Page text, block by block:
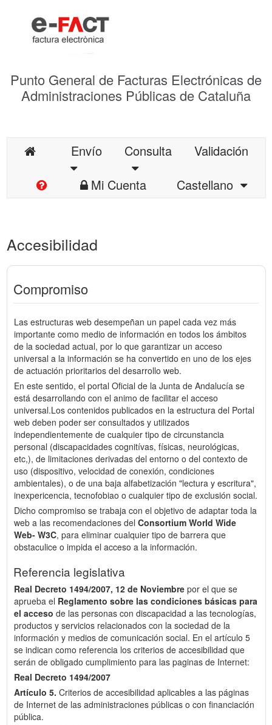
Punto General de Facturas Electrónicas de
Administraciones Públicas de Cataluña
Envío Consulta
Validación
Mi Cuenta
Castellano
Accesibilidad
Compromiso
Las estructuras web desempeñan un papel cada vez más
importante como medio de información en todos los ámbitos
de la sociedad actual, por lo que garantizar un acceso
universal a la información se ha convertido en uno de los ejes
de actuación prioritarios del desarrollo web.
En este sentido, el portal Oficial de la Junta de Andalucía se
está desarrollando con el animo de facilitar el acceso
universal.Los contenidos publicados en la estructura del Portal
web deben poder ser consultados y utilizados
independientemente de cualquier tipo de circunstancia
personal (discapacidades cognitívas, físicas, neurológicas,
etc,), de limitaciones derivadas del entorno o del contexto de
uso (dispositivo, velocidad de conexión, condiciones
ambientales), o de una baja alfabetización "lectura y escritura",
inexpericencia, tecnofobiao o cualquier tipo de exclusión social.
Dicho compromiso se trabaja con el objetivo de adaptar toda la
web a las recomendaciones del Consortium World Wide
Web- W3C, para eliminar cualquier tipo de barrera que
obstaculice o impida el acceso a la información.
Referencia legislativa
Real Decreto 1494/2007, 12 de Noviembre por el que se
aprueba el Reglamento sobre las condiciones básicas para
el acceso de las personas con discapacidad a las tecnologías,
productos y servicios relacionados con la sociedad de la
información y medios de comunicación social. En el artículo 5
se indican como referencia los criterios de accesibilidad que
serán de obligado cumplimiento para las paginas de Internet:
Real Decreto 1494/2007
Artículo 5. Criterios de accesibilidad aplicables a las páginas
de Internet de las administraciones públicas o con financiación
pública.